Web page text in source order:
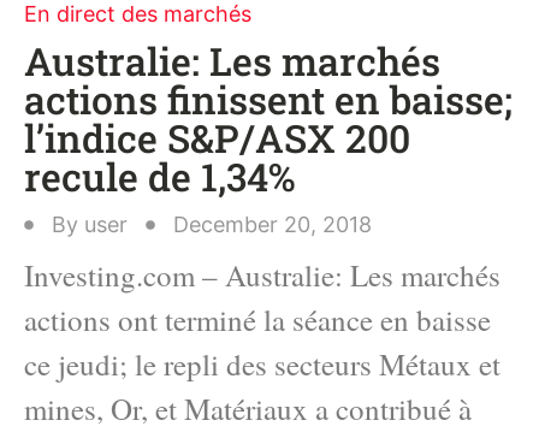
En direct des marchés
Australie: Les marchés
actions finissent en baisse;
l’indice S&P/ASX 200
recule de 1,34%
By user December 20, 2018
Investing.com – Australie: Les marchés
actions ont terminé la séance en baisse
ce jeudi; le repli des secteurs Métaux et
mines, Or, et Matériaux a contribué à